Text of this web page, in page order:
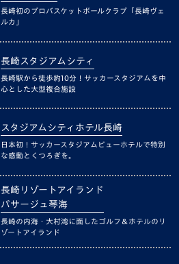
長崎初のプロバスケットボールクラブ「長崎ヴェ
ルカ」
長崎スタジアムシティ
長崎駅から徒歩約10分！サッカースタジアムを中
心とした大型複合施設
スタジアムシティホテル長崎
日本初！サッカースタジアムビューホテルで特別
な感動とくつろぎを。
長崎リゾートアイランド
パサージュ琴海
長崎の内海・大村湾に面したゴルフ＆ホテルのリ
ゾートアイランド